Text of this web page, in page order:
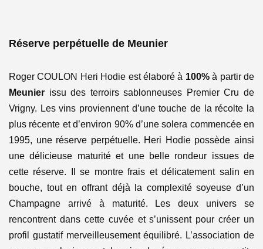
Réserve perpétuelle de Meunier
Roger COULON Heri Hodie est élaboré à 100%à partir de
Meunier issu des terroirs sablonneuses Premier Cru de
Vrigny. Les vins proviennent d’une touche de la récolte la
plus récente et d’environ 90% d’une solera commencée en
1995, une réserve perpétuelle. Heri Hodie possède ainsi
une délicieuse maturité et une belle rondeur issues de
cette réserve. Il se montre frais et délicatement salin en
bouche, tout en offrant déjà la complexité soyeuse d’un
Champagne arrivé à maturité. Les deux univers se
rencontrent dans cette cuvée et s’unissent pour créer un
profil gustatif merveilleusement équilibré. L’association de